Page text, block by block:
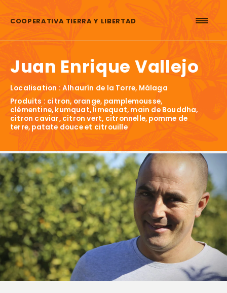
COOPERATIVA TIERRA Y LIBERTAD
Juan Enrique Vallejo
Localisation : Alhaurín de la Torre, Málaga
Produits : citron, orange, pamplemousse,
clémentine, kumquat, limequat, main de Bouddha,
citron caviar, citron vert, citronnelle, pomme de
terre, patate douce et citrouille